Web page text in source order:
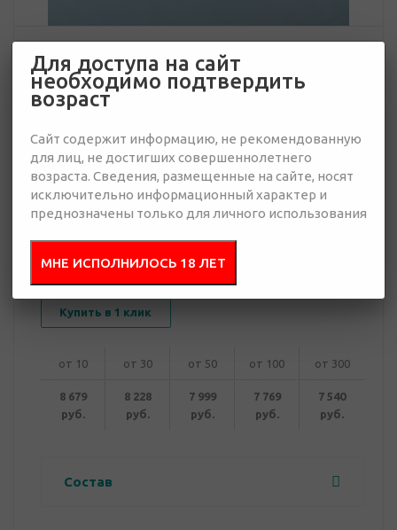
7 540 руб.
Много
Отправить
запрос
Добавить в
презентацию
В корзину
Купить в 1 клик
от 10 от 30 от 50 от 100 от 300
8 679
руб.
8 228
руб.
7 999
руб.
7 769
руб.
7 540
руб.
Состав
Для доступа на сайт
необходимо подтвердить
возраст
Сайт содержит информацию, не рекомендованную
для лиц, не достигших совершеннолетнего
возраста. Сведения, размещенные на сайте, носят
исключительно информационный характер и
преднозначены только для личного использования
МНЕ ИСПОЛНИЛОСЬ 18 ЛЕТ